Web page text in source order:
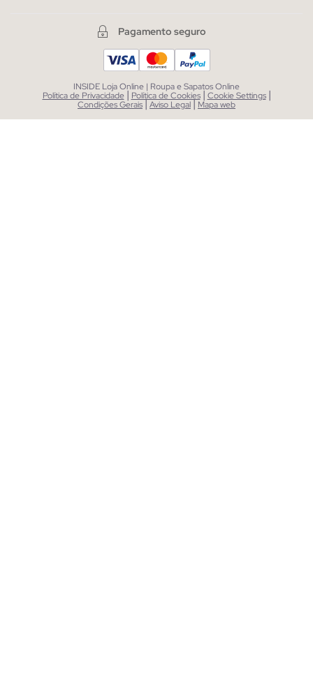
Pagamento seguro
INSIDE Loja Online | Roupa e Sapatos Online
Política de Privacidade | Política de Cookies | Cookie Settings |
Condições Gerais|Aviso Legal| Mapa web